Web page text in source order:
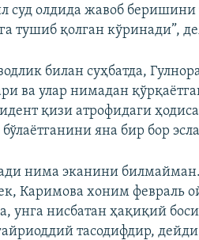
суд олдида жавоб
тушиб қолган кўринади”,
билан суҳбатда,
ва улар нимадан
қизи атрофидаги
яна бир бор
нима эканини
Каримова хоним февраль
унга нисбатан ҳақиқий
тасодифдир,